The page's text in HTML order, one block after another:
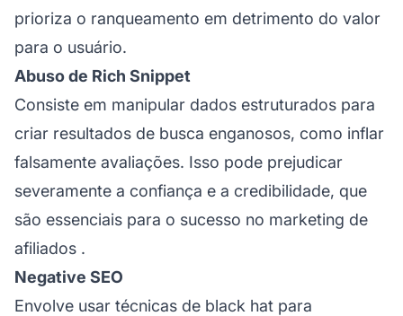
prioriza o ranqueamento em detrimento do valor
para o usuário.
Abuso de Rich Snippet
Consiste em manipular dados estruturados para
criar resultados de busca enganosos, como inflar
falsamente avaliações. Isso pode prejudicar
severamente a confiança e a credibilidade, que
são essenciais para o sucesso no marketing de
afiliados .
Negative SEO
Envolve usar técnicas de black hat para